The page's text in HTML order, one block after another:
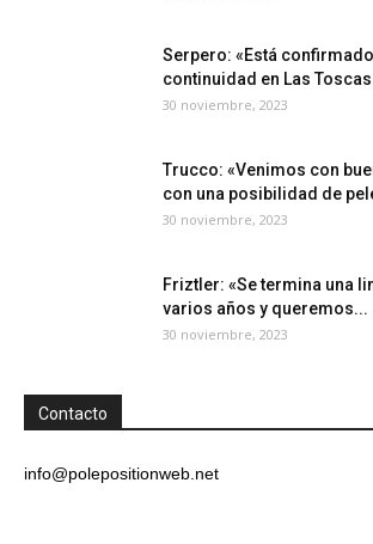
Serpero: «Está
continuidad en Las
30 noviembre, 2023
Trucco: «Venimos con
con una posibilidad de
30 noviembre, 2023
Friztler: «Se termina una
varios años y queremos...
30 noviembre, 2023
Contacto
info@polepositionweb.net